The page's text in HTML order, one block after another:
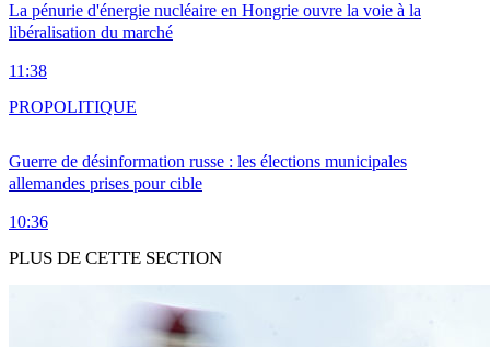
La pénurie d'énergie nucléaire en Hongrie ouvre la voie à la
libéralisation du marché
11:38
Guerre de désinformation russe : les élections municipales
allemandes prises pour cible
10:36
PROPOLITIQUE
PLUS DE CETTE SECTION